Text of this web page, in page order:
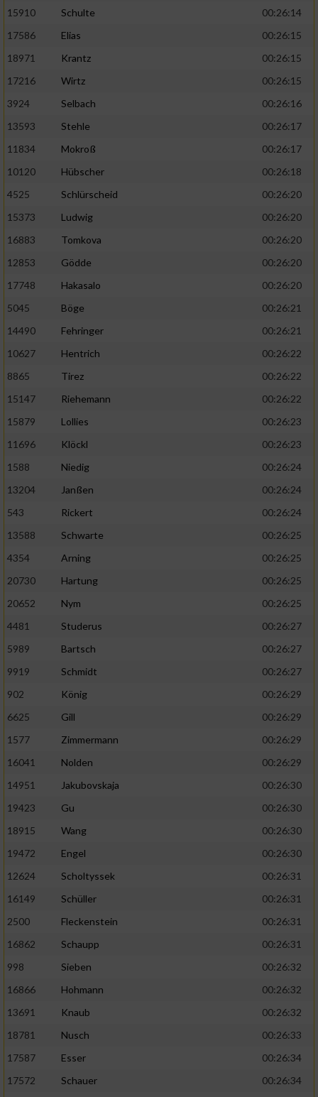
15910
Schulte
00:26:14
17586
Elias
00:26:15
18971
Krantz
00:26:15
17216
Wirtz
00:26:15
3924
Selbach
00:26:16
13593
Stehle
00:26:17
11834
Mokroß
00:26:17
10120
Hübscher
00:26:18
4525
Schlürscheid
00:26:20
15373
Ludwig
00:26:20
16883
Tomkova
00:26:20
12853
Gödde
00:26:20
17748
Hakasalo
00:26:20
5045
Böge
00:26:21
14490
Fehringer
00:26:21
10627
Hentrich
00:26:22
8865
Tirez
00:26:22
15147
Riehemann
00:26:22
15879
Lollies
00:26:23
11696
Klöckl
00:26:23
1588
Niedig
00:26:24
13204
Janßen
00:26:24
543
Rickert
00:26:24
13588
Schwarte
00:26:25
4354
Arning
00:26:25
20730
Hartung
00:26:25
20652
Nym
00:26:25
4481
Studerus
00:26:27
5989
Bartsch
00:26:27
9919
Schmidt
00:26:27
902
König
00:26:29
6625
Gill
00:26:29
1577
Zimmermann
00:26:29
16041
Nolden
00:26:29
14951
Jakubovskaja
00:26:30
19423
Gu
00:26:30
18915
Wang
00:26:30
19472
Engel
00:26:30
12624
Scholtyssek
00:26:31
16149
Schüller
00:26:31
2500
Fleckenstein
00:26:31
16862
Schaupp
00:26:31
998
Sieben
00:26:32
16866
Hohmann
00:26:32
13691
Knaub
00:26:32
18781
Nusch
00:26:33
17587
Esser
00:26:34
17572
Schauer 00:26:34